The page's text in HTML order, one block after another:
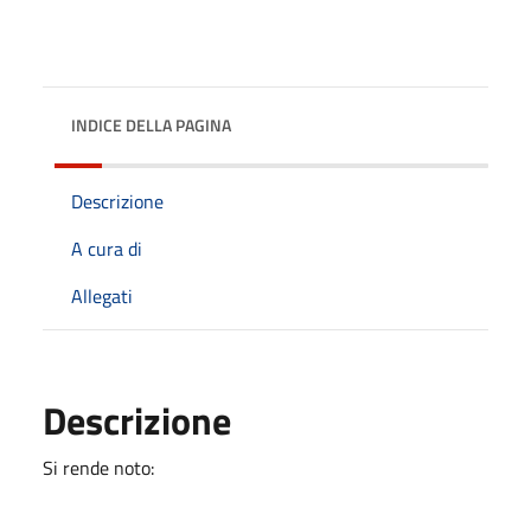
INDICE DELLA PAGINA
Descrizione
A cura di
Allegati
Descrizione
Si rende noto: